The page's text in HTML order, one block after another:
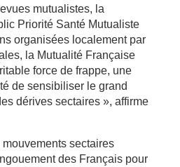
mutualistes, la
Priorité Santé Mutualiste
organisées localement par
la Mutualité Française
force de frappe, une
de sensibiliser le grand
dérives sectaires », affirme
mouvements sectaires
des Français pour